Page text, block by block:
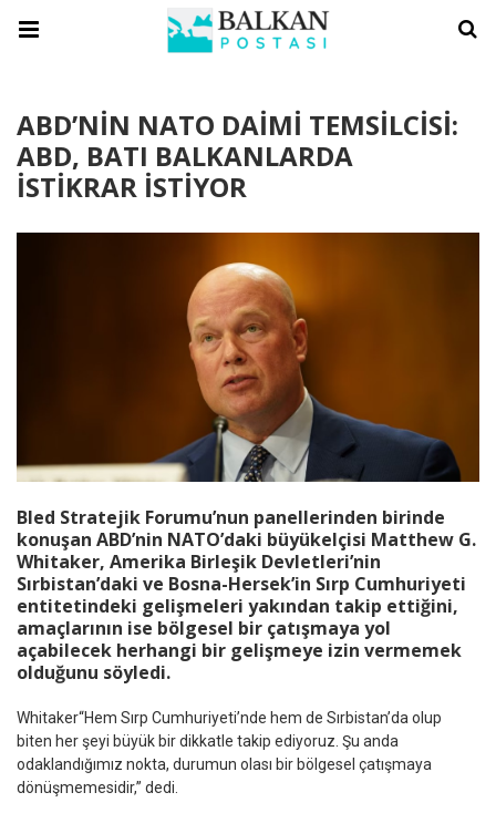
ABD’NİN NATO DAİMİ TEMSİLCİSİ:
ABD, BATI BALKANLARDA
İSTİKRAR İSTİYOR
Bled Stratejik Forumu’nun panellerinden birinde
konuşan ABD’nin NATO’daki büyükelçisi Matthew G.
Whitaker, Amerika Birleşik Devletleri’nin
Sırbistan’daki ve Bosna-Hersek’in Sırp Cumhuriyeti
entitetindeki gelişmeleri yakından takip ettiğini,
amaçlarının ise bölgesel bir çatışmaya yol
açabilecek herhangi bir gelişmeye izin vermemek
olduğunu söyledi.
Whitaker“Hem Sırp Cumhuriyeti’nde hem de Sırbistan’da olup
biten her şeyi büyük bir dikkatle takip ediyoruz. Şu anda
odaklandığımız nokta, durumun olası bir bölgesel çatışmaya
dönüşmemesidir,” dedi.